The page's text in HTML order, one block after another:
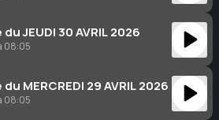
JEUDI 30 AVRIL 2026
08:05
MERCREDI 29 AVRIL 2026
08:05